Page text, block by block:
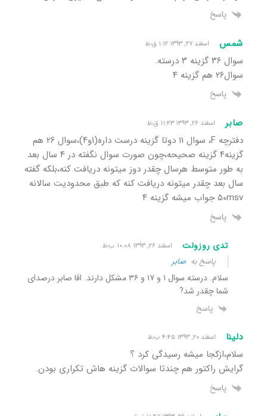
پاسخ
شمس اسفند ۲۷, ۱۳۹۳ ۱:۱۲ ق٫ظ
سوال ۳۶ گزینه ۳ درسته.
سوال۲۶ هم گزینه ۴
پاسخ
صابر اسفند ۲۶, ۱۳۹۳ ۱۱:۴۳ ق٫ظ
دفترچه F، سوال ۱۱ دوتا گزینه درست داره(۱و۴)،سوال ۲۶ هم
گزینه۴ گزینه صحیحه،چون صورت سوال نگفته در ۴ سال بعد
به طور متوسط هرسال چقدر دوز میتونه دریافت کنه،بلکه گفته
سال بعد چقدر میتونه دریافت کنه که طبق محدودیت سالانه
۵۰msv جواب میشه گزینه ۴
پاسخ
تدی روزولت اسفند ۲۶, ۱۳۹۳ ۱۰:۰۸ ب٫ظ
پاسخ به صابر
سلام. درسته سوال ۱ و ۱۷ و ۳۶ مشکل دارند. اقا صابر درصدای
شما چقدر شد?
پاسخ
دلینا اسفند ۲۰, ۱۳۹۳ ۴:۴۵ ب٫ظ
سلام،ازکجا میشه رسیدگی کرد ؟
گرایش راکتور هم چندتا سوالات گزینه هاش تکراری بودن.
پاسخ